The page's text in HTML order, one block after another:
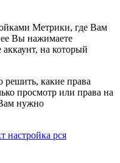
Метрики, где Вам
Вы нажимаете
аккаунт, на который
какие права
просмотр или права на
нужно